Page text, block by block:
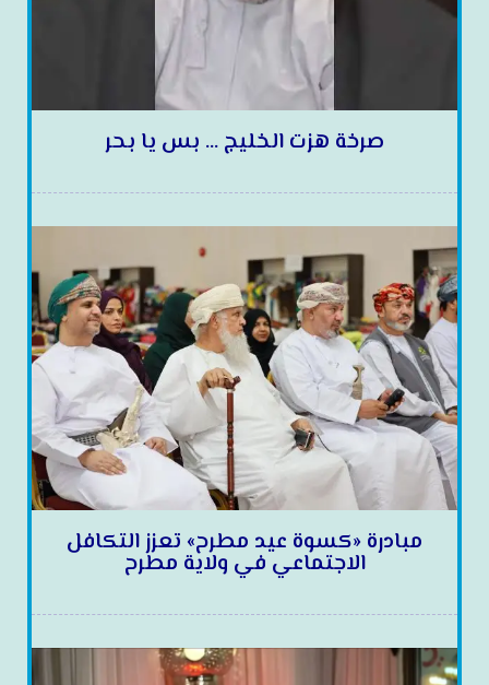
صرخة هزت الخليج … بس يا بحر
مبادرة «كسوة عيد مطرح» تعزز التكافل
الاجتماعي في ولاية مطرح